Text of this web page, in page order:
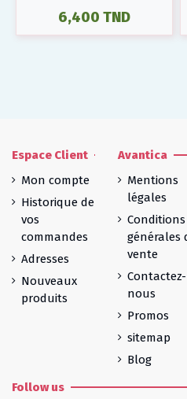
6,400 TND
Espace Client
Mon compte
Historique de
vos
commandes
Adresses
Nouveaux
produits
Avantica
Mentions
légales
Conditions
générales
vente
Contactez-
nous
Promos
sitemap
Blog
Follow us